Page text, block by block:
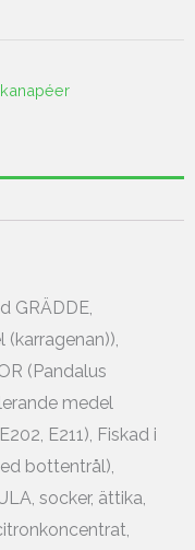
GRÄDDE,
(Pandalus
medel
E211), Fiskad i
bottentrål),
socker, ättika,